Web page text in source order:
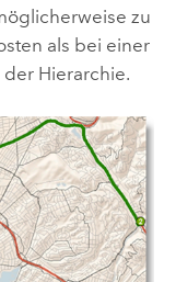
zu
als bei einer
Hierarchie.